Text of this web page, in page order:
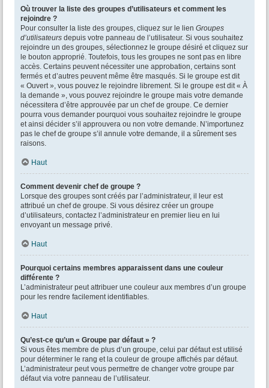
Où trouver la liste des groupes d’utilisateurs et comment les
rejoindre ?
Pour consulter la liste des groupes, cliquez sur le lien Groupes
d’utilisateurs depuis votre panneau de l’utilisateur. Si vous souhaitez
rejoindre un des groupes, sélectionnez le groupe désiré et cliquez sur
le bouton approprié. Toutefois, tous les groupes ne sont pas en libre
accès. Certains peuvent nécessiter une approbation, certains sont
fermés et d’autres peuvent même être masqués. Si le groupe est dit
« Ouvert », vous pouvez le rejoindre librement. Si le groupe est dit « À
la demande », vous pouvez rejoindre le groupe mais votre demande
nécessitera d’être approuvée par un chef de groupe. Ce dernier
pourra vous demander pourquoi vous souhaitez rejoindre le groupe
et ainsi décider s’il approuvera ou non votre demande. N’importunez
pas le chef de groupe s’il annule votre demande, il a sûrement ses
raisons.
Haut
Comment devenir chef de groupe ?
Lorsque des groupes sont créés par l’administrateur, il leur est
attribué un chef de groupe. Si vous désirez créer un groupe
d’utilisateurs, contactez l’administrateur en premier lieu en lui
envoyant un message privé.
Haut
Pourquoi certains membres apparaissent dans une couleur
différente ?
L’administrateur peut attribuer une couleur aux membres d’un groupe
pour les rendre facilement identifiables.
Haut
Qu’est-ce qu’un « Groupe par défaut » ?
Si vous êtes membre de plus d’un groupe, celui par défaut est utilisé
pour déterminer le rang et la couleur de groupe affichés par défaut.
L’administrateur peut vous permettre de changer votre groupe par
défaut via votre panneau de l’utilisateur.